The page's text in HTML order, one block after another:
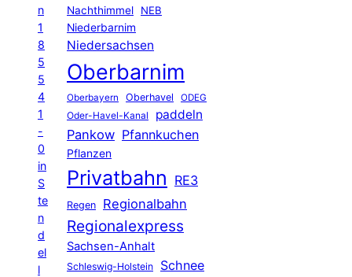
n
1
8
5
5
4
1
-
0
in
S
te
n
d
el
l
Nachthimmel
NEB
Niederbarnim
Niedersachsen
Oberbarnim
Oberbayern Oberhavel ODEG
Oder-Havel-Kanal paddeln
Pankow Pfannkuchen
Pflanzen
Privatbahn RE3
Regen Regionalbahn
Regionalexpress
Sachsen-Anhalt
Schleswig-Holstein Schnee